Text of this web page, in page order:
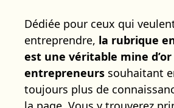
Dédiée pour ceux qui
entreprendre, la rubrique
est une véritable mine
entrepreneurs souhaitant
toujours plus de